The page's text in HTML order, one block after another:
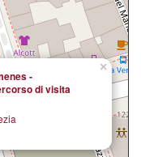
×
-
di visita